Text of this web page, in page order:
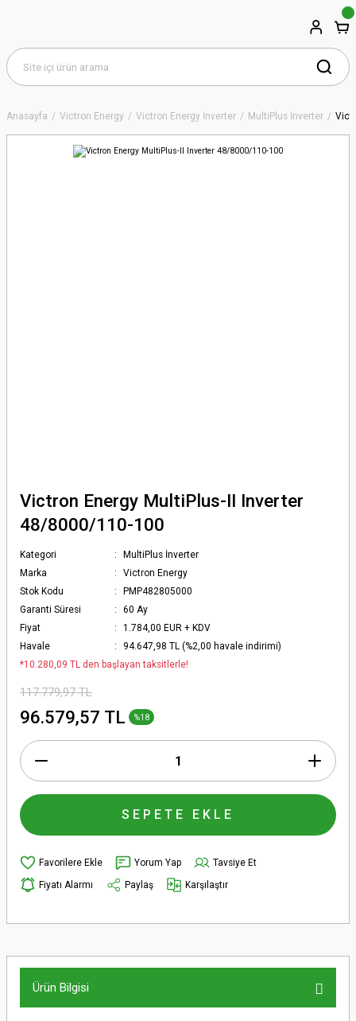
Anasayfa Victron Energy Victron Energy İnverter MultiPlus İnverter
Victron Energy MultiPlus-II Inverter
48/8000/110-100
Kategori
MultiPlus İnverter
Marka
Victron Energy
Stok Kodu
PMP482805000
Garanti Süresi
60 Ay
Fiyat
1.784,00 EUR + KDV
Havale
94.647,98 TL (%2,00 havale indirimi)
*10.280,09 TL den başlayan taksitlerle!
117.779,97 TL
96.579,57 TL %18
SEPETE EKLE
Yorum Yap
Tavsiye Et
Fiyatı Alarmı
Paylaş Karşılaştır
Ürün Bilgisi